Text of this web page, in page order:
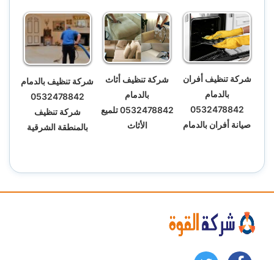
شركة تنظيف أفران
بالدمام
0532478842
صيانة أفران بالدمام
شركة تنظيف أثاث
بالدمام
0532478842 تلميع
الأثاث
شركة تنظيف بالدمام
0532478842
شركة تنظيف
بالمنطقة الشرقية